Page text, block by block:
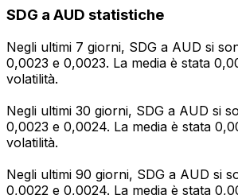
SDG a AUD statistiche
Negli ultimi 7 giorni, SDG a AUD si
0,0023 e 0,0023. La media è stata
volatilità.
Negli ultimi 30 giorni, SDG a AUD si
0,0023 e 0,0024. La media è stata
volatilità.
Negli ultimi 90 giorni, SDG a AUD si
0,0022 e 0,0024. La media è stata